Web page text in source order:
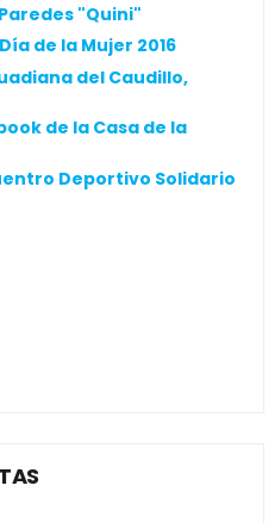
"Quini"
de la Mujer 2016
del Caudillo,
de la Casa de la
Deportivo Solidario